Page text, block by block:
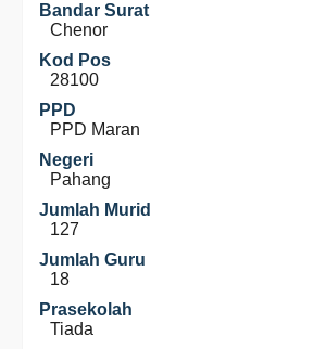
Bandar Surat
Chenor
Kod Pos
28100
PPD
PPD Maran
Negeri
Pahang
Jumlah Murid
127
Jumlah Guru
18
Prasekolah
Tiada